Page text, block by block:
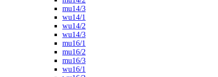
mu14/3
wu14/1
wu14/2
wu14/3
mu16/1
mu16/2
mu16/3
wu16/1